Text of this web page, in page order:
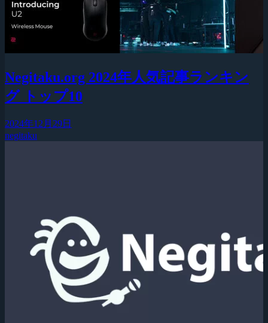
Negitaku.org 2024年人気記事ランキン
グ トップ10
2024年12月29日
negitaku